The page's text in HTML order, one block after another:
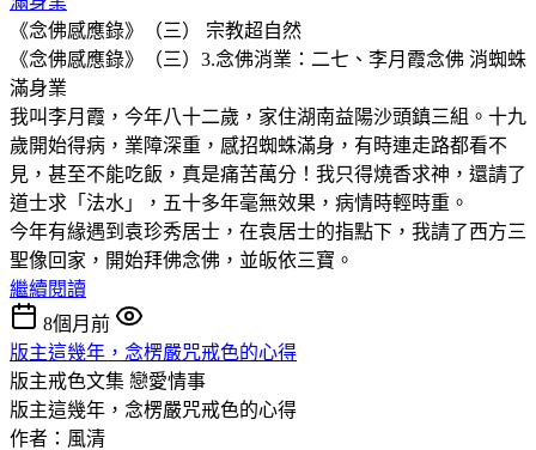
《念佛感應錄》（三） 宗教超自然
《念佛感應錄》（三）3.念佛消業：二七、李月霞念佛 消蜘蛛
滿身業
我叫李月霞，今年八十二歲，家住湖南益陽沙頭鎮三組。十九
歲開始得病，業障深重，感招蜘蛛滿身，有時連走路都看不
見，甚至不能吃飯，真是痛苦萬分！我只得燒香求神，還請了
道士求「法水」，五十多年毫無效果，病情時輕時重。
今年有緣遇到袁珍秀居士，在袁居士的指點下，我請了西方三
聖像回家，開始拜佛念佛，並皈依三寶。
繼續閱讀
8個月前
版主這幾年，念楞嚴咒戒色的心得
版主戒色文集 戀愛情事
版主這幾年，念楞嚴咒戒色的心得
作者：風清